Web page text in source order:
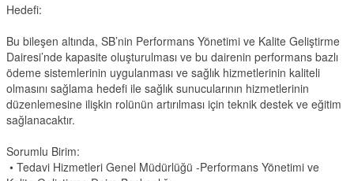
Hedefi:
Bu bileşen altında, SB’nin Performans Yönetimi ve Kalite Geliştirme
Dairesi’nde kapasite oluşturulması ve bu dairenin performans bazlı
ödeme sistemlerinin uygulanması ve sağlık hizmetlerinin kaliteli
olmasını sağlama hedefi ile sağlık sunucularının hizmetlerinin
düzenlemesine ilişkin rolünün artırılması için teknik destek ve eğitim
sağlanacaktır.
Sorumlu Birim:
• Tedavi Hizmetleri Genel Müdürlüğü -Performans Yönetimi ve